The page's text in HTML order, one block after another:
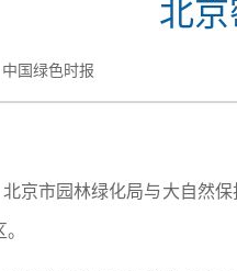
北
国绿色时报
京市园林绿化局与大自然